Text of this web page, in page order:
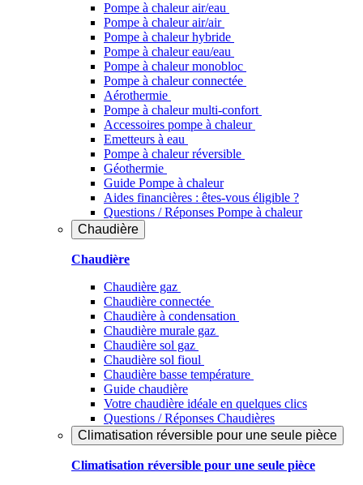
Pompe à chaleur air/eau
Pompe à chaleur air/air
Pompe à chaleur hybride
Pompe à chaleur​ eau/eau
Pompe à chaleur monobloc
Pompe à chaleur connectée
Aérothermie
Pompe à chaleur multi-confort
Accessoires pompe à chaleur
Emetteurs à eau
Pompe à chaleur réversible
Géothermie
Guide Pompe à chaleur
Aides financières : êtes-vous éligible ?
Questions / Réponses Pompe à chaleur
Chaudière
Chaudière
Chaudière gaz
Chaudière connectée
Chaudière à condensation
Chaudière murale gaz
Chaudière sol gaz
Chaudière sol fioul
Chaudière basse température
Guide chaudière
Votre chaudière idéale en quelques clics
Questions / Réponses Chaudières
Climatisation réversible pour une seule pièce
Climatisation réversible pour une seule pièce